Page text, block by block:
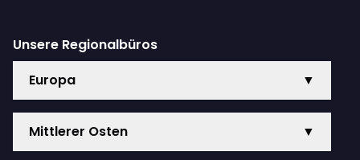
Unsere Regionalbüros
Europa
▼
Mittlerer Osten ▼